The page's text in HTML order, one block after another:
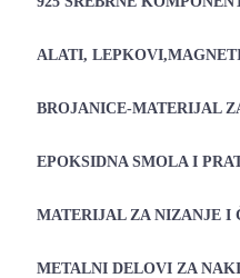
ALATI,
BROJANICE-MATERIJAL
EPOKSIDNA SMOLA I
MATERIJAL ZA NIZANJE I
METALNI DELOVI ZA